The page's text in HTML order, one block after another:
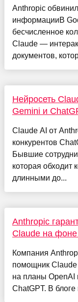
Anthropic
информацииВ
бесчисленное
Claude —
документов,
Нейросеть
Gemini и
Claude AI от
конкурентов
Бывшие
которая обходит
длинными до...
Anthropic
Claude на
Компания
помощник Claude
на планы OpenAI
ChatGPT. В блоге